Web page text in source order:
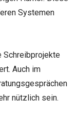
Systemen
Schreibprojekte
Auch im
nützlich sein.